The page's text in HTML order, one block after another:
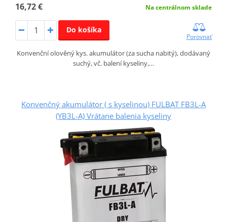
16,72 € Na centrálnom sklade
Do košíka
Porovnať
Konvenční olověný kys. akumulátor (za sucha nabitý), dodávaný
suchý, vč. balení kyseliny,…
Konvenčný akumulátor ( s kyselinou) FULBAT FB3L-A
(YB3L-A) Vrátane balenia kyseliny